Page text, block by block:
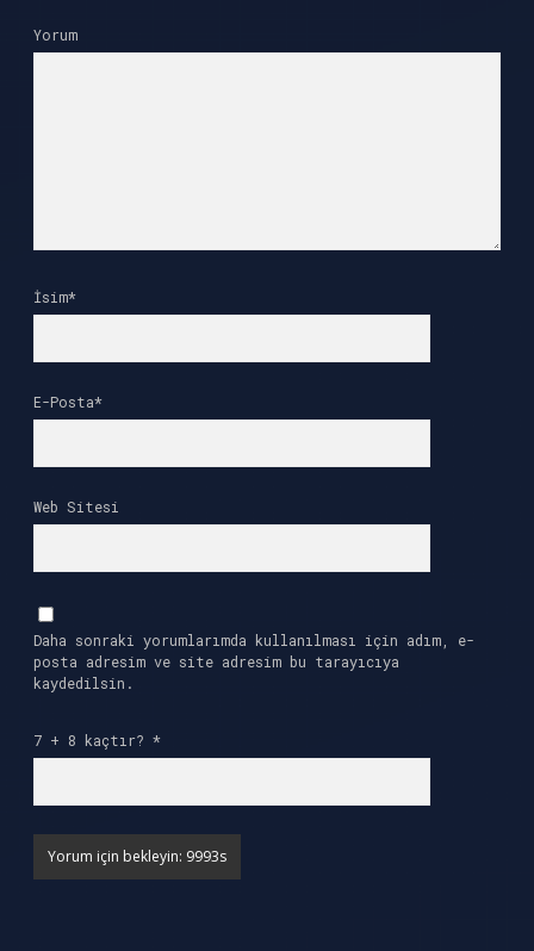
Yorum
İsim*
E-Posta*
Web Sitesi
Daha sonraki yorumlarımda kullanılması için adım, e-
posta adresim ve site adresim bu tarayıcıya
kaydedilsin.
7 + 8 kaçtır? *